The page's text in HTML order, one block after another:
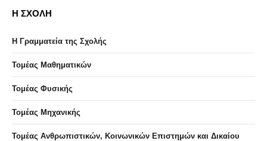
Η ΣΧΟΛΗ
Η Γραμματεία της Σχολής
Τομέας Μαθηματικών
Τομέας Φυσικής
Τομέας Μηχανικής
Τομέας Ανθρωπιστικών, Κοινωνικών Επιστημών και Δικαίου